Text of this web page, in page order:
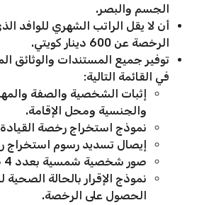
الجسم والبصر.
أن لا يقل الراتب الشهري للوافد
الرخصة عن 600 دينار كويتي.
توفير جميع المستندات والوثائق
في القائمة التالية:
إثبات الشخصية والصفة
والجنسية ومحل الإقامة.
نموذج استخراج رخصة القيادة
إيصال تسديد رسوم استخراج
صور شخصية شمسية بعدد 4 صور.
نموذج الإقرار بالحالة الصحية
الحصول على الرخصة.